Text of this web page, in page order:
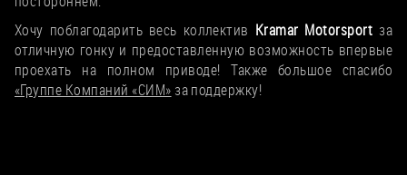
Хочу поблагодарить весь коллектив Kramar Motorsport за
отличную гонку и предоставленную возможность впервые
проехать на полном приводе! Также большое спасибо
«Группе Компаний «СИМ» за поддержку!